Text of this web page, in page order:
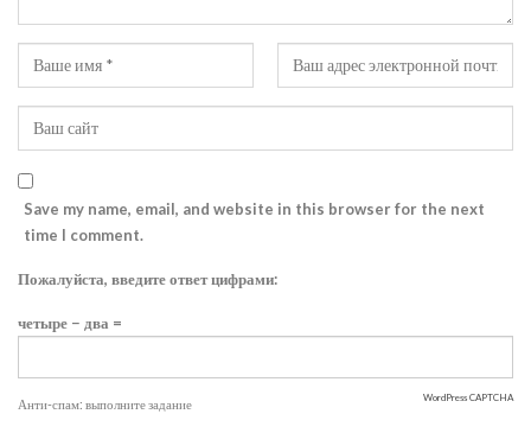
Save my name, email, and website in this browser for the next
time I comment.
Пожалуйста, введите ответ цифрами:
четыре − два =
Анти-спам: выполните задание WordPress CAPTCHA